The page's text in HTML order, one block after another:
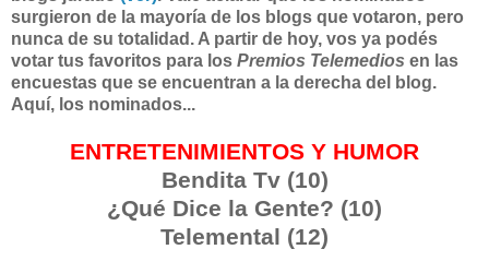
surgieron de la mayoría de los blogs que votaron, pero
nunca de su totalidad. A partir de hoy, vos ya podés
votar tus favoritos para los Premios Telemedios en las
encuestas que se encuentran a la derecha del blog.
Aquí, los nominados...
ENTRETENIMIENTOS Y HUMOR
Bendita Tv (10)
¿Qué Dice la Gente? (10)
Telemental (12)